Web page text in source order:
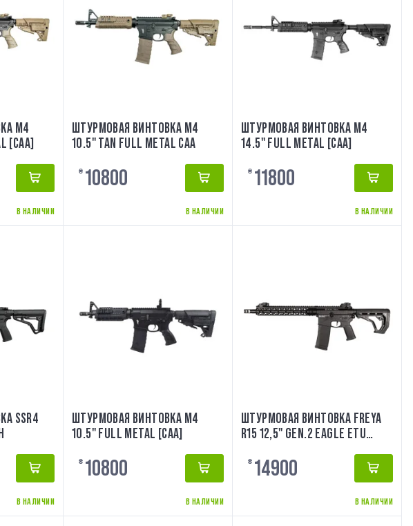
M4
[CAA]
В НАЛИЧИИ
ШТУРМОВАЯ ВИНТОВКА M4
10.5" TAN FULL METAL CAA
₴ 10800
В НАЛИЧИИ
ШТУРМОВАЯ ВИНТОВКА M4
14.5" FULL METAL [CAA]
₴ 11800
В НАЛИЧИИ
SSR4
В НАЛИЧИИ
ШТУРМОВАЯ ВИНТОВКА M4
10.5" FULL METAL [CAA]
₴ 10800
В НАЛИЧИИ
ШТУРМОВАЯ ВИНТОВКА FREYA
R15 12,5" GEN.2 EAGLE ETU
₴ 14900
В НАЛИЧИИ